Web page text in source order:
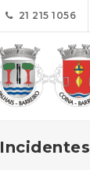
21 215 1056
Incidentes